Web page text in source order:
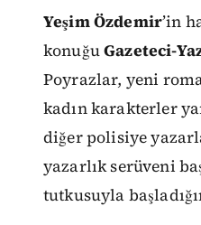
Yeşim Özdemir’in
konuğuGazeteci-
Poyrazlar, yeni
kadın karakterler
diğer polisiye
yazarlık serüveni
tutkusuyla